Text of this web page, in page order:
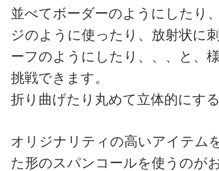
並べてボーダーのようにしたり
ジのように使ったり、放射状に
ーフのようにしたり、、、と、
挑戦できます。
折り曲げたり丸めて立体的にす
オリジナリティの高いアイテム
た形のスパンコールを使うのが